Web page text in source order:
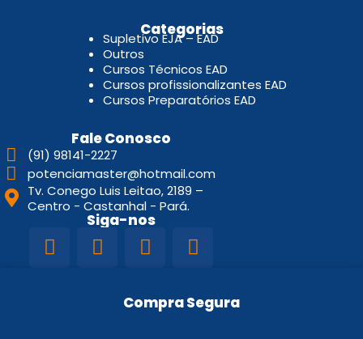
Categorias
Supletivo EJA – EAD
Outros
Cursos Técnicos EAD
Cursos profissionalizantes EAD
Cursos Preparatórios EAD
Fale Conosco
(91) 98141-2227
potenciamaster@hotmail.com
Tv. Conego Luis Leitao, 2189 –
Centro - Castanhal - Pará.
Siga-nos
Compra Segura